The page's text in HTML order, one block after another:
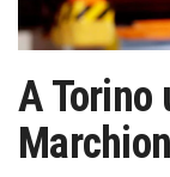
A Torino